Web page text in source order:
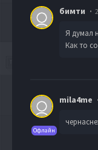
бимти
Я думал
Как то
Офлайн
mila4me